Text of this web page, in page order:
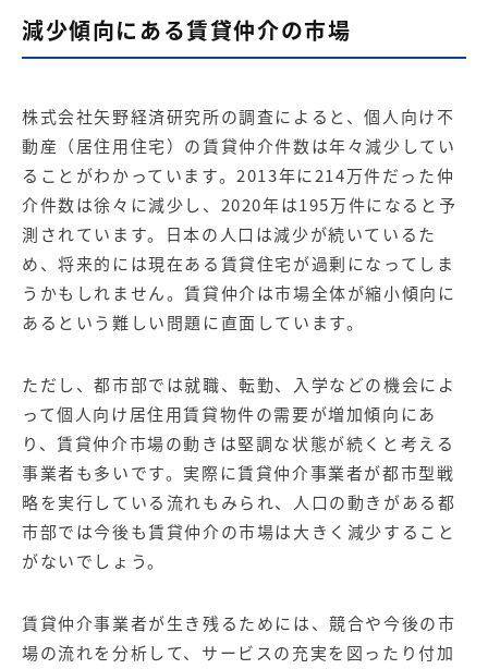
WEBプラス
減少傾向にある賃貸仲介の市場
株式会社矢野経済研究所の調査によると、個人向け不
動産（居住用住宅）の賃貸仲介件数は年々減少してい
ることがわかっています。2013年に214万件だった仲
介件数は徐々に減少し、2020年は195万件になると予
測されています。日本の人口は減少が続いているた
め、将来的には現在ある賃貸住宅が過剰になってしま
うかもしれません。賃貸仲介は市場全体が縮小傾向に
あるという難しい問題に直面しています。
ただし、都市部では就職、転勤、入学などの機会によ
って個人向け居住用賃貸物件の需要が増加傾向にあ
り、賃貸仲介市場の動きは堅調な状態が続くと考える
事業者も多いです。実際に賃貸仲介事業者が都市型戦
略を実行している流れもみられ、人口の動きがある都
市部では今後も賃貸仲介の市場は大きく減少すること
がないでしょう。
賃貸仲介事業者が生き残るためには、競合や今後の市
場の流れを分析して、サービスの充実を図ったり付加